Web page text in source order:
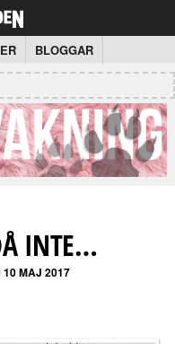
BLOGGAR
INTE…
10 MAJ 2017